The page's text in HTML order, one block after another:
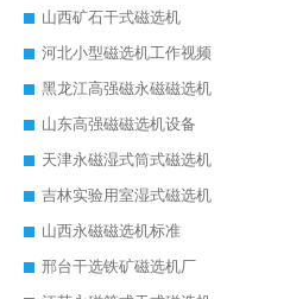
山西矿石干式磁选机
河北小型磁选机工作视频
黑龙江高强磁永磁磁选机
山东高强磁磁选机设备
天津永磁湿式筒式磁选机
吉林实验用室湿式磁选机
山西永磁磁选机标准
邢台干选铁矿磁选机厂